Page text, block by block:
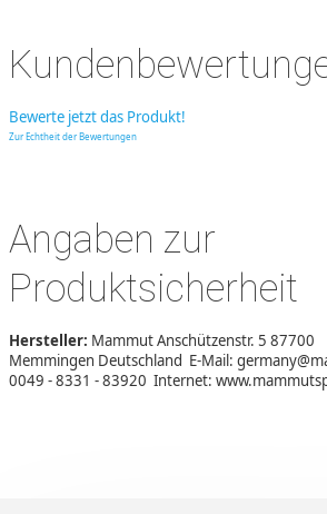
Bewerte jetzt das Produkt!
Zur Echtheit der Bewertungen
Angaben zur
Produktsicherheit
Hersteller: Mammut Anschützenstr. 5 87700
Memmingen Deutschland E-Mail:
0049 - 8331 - 83920 Internet: